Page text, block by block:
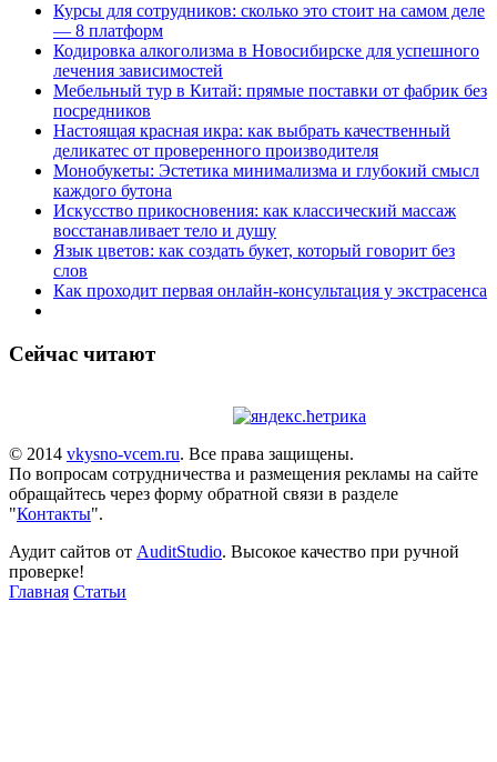
Курсы для сотрудников: сколько это стоит на самом деле
— 8 платформ
Кодировка алкоголизма в Новосибирске для успешного
лечения зависимостей
Мебельный тур в Китай: прямые поставки от фабрик без
посредников
Настоящая красная икра: как выбрать качественный
деликатес от проверенного производителя
Монобукеты: Эстетика минимализма и глубокий смысл
каждого бутона
Искусство прикосновения: как классический массаж
восстанавливает тело и душу
Язык цветов: как создать букет, который говорит без
слов
Как проходит первая онлайн-консультация у экстрасенса
Сейчас читают
© 2014 vkysno-vcem.ru. Все права защищены.
По вопросам сотрудничества и размещения рекламы на сайте
обращайтесь через форму обратной связи в разделе
"Контакты".
Аудит сайтов от AuditStudio. Высокое качество при ручной
проверке!
Главная Статьи